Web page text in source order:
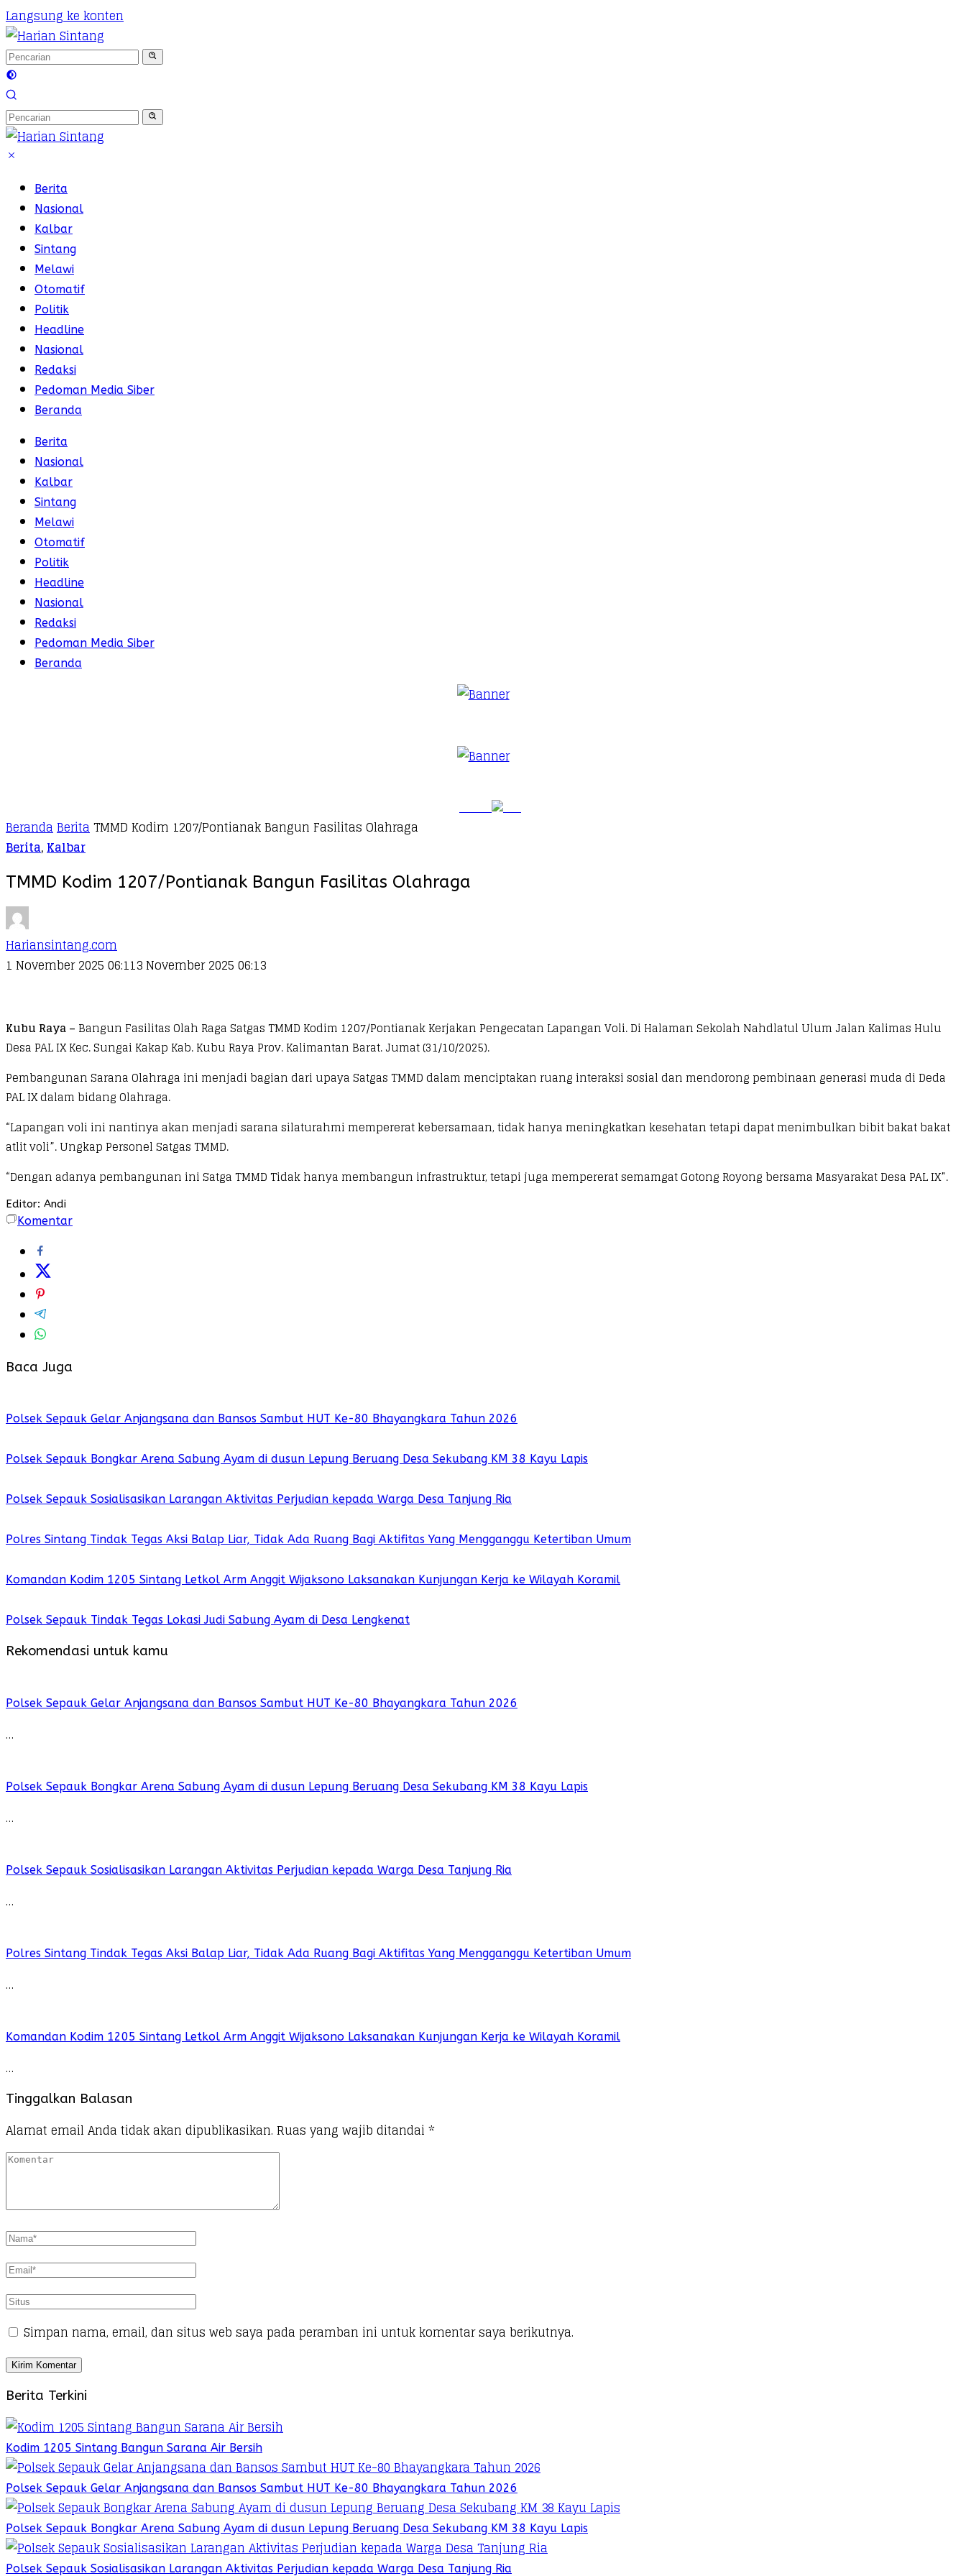
Langsung ke konten
Berita
Nasional
Kalbar
Sintang
Melawi
Otomatif
Politik
Headline
Nasional
Redaksi
Pedoman Media Siber
Beranda
Berita
Nasional
Kalbar
Sintang
Melawi
Otomatif
Politik
Headline
Nasional
Redaksi
Pedoman Media Siber
Beranda
BerandaBeritaTMMD Kodim 1207/Pontianak Bangun Fasilitas Olahraga
Berita,Kalbar
TMMD Kodim 1207/Pontianak Bangun Fasilitas Olahraga
Hariansintang.com
1 November 2025 06:113 November 2025 06:13
Kubu Raya – Bangun Fasilitas Olah Raga Satgas TMMD Kodim 1207/Pontianak Kerjakan Pengecatan Lapangan Voli. Di Halaman Sekolah Nahdlatul Ulum Jalan Kalimas Hulu
Desa PAL IX Kec. Sungai Kakap Kab. Kubu Raya Prov. Kalimantan Barat. Jumat (31/10/2025).
Pembangunan Sarana Olahraga ini menjadi bagian dari upaya Satgas TMMD dalam menciptakan ruang interaksi sosial dan mendorong pembinaan generasi muda di Deda
PAL IX dalam bidang Olahraga.
“Lapangan voli ini nantinya akan menjadi sarana silaturahmi mempererat kebersamaan, tidak hanya meningkatkan kesehatan tetapi dapat menimbulkan bibit bakat bakat
atlit voli”. Ungkap Personel Satgas TMMD.
“Dengan adanya pembangunan ini Satga TMMD Tidak hanya membangun infrastruktur, tetapi juga mempererat semamgat Gotong Royong bersama Masyarakat Desa PAL IX”.
Editor: Andi
Komentar
Baca Juga
Polsek Sepauk Gelar Anjangsana dan Bansos Sambut HUT Ke-80 Bhayangkara Tahun 2026
Polsek Sepauk Bongkar Arena Sabung Ayam di dusun Lepung Beruang Desa Sekubang KM 38 Kayu Lapis
Polsek Sepauk Sosialisasikan Larangan Aktivitas Perjudian kepada Warga Desa Tanjung Ria
Polres Sintang Tindak Tegas Aksi Balap Liar, Tidak Ada Ruang Bagi Aktifitas Yang Mengganggu Ketertiban Umum
Komandan Kodim 1205 Sintang Letkol Arm Anggit Wijaksono Laksanakan Kunjungan Kerja ke Wilayah Koramil
Polsek Sepauk Tindak Tegas Lokasi Judi Sabung Ayam di Desa Lengkenat
Rekomendasi untuk kamu
Polsek Sepauk Gelar Anjangsana dan Bansos Sambut HUT Ke-80 Bhayangkara Tahun 2026
…
Polsek Sepauk Bongkar Arena Sabung Ayam di dusun Lepung Beruang Desa Sekubang KM 38 Kayu Lapis
…
Polsek Sepauk Sosialisasikan Larangan Aktivitas Perjudian kepada Warga Desa Tanjung Ria
…
Polres Sintang Tindak Tegas Aksi Balap Liar, Tidak Ada Ruang Bagi Aktifitas Yang Mengganggu Ketertiban Umum
…
Komandan Kodim 1205 Sintang Letkol Arm Anggit Wijaksono Laksanakan Kunjungan Kerja ke Wilayah Koramil
…
Tinggalkan Balasan
Alamat email Anda tidak akan dipublikasikan. Ruas yang wajib ditandai *
Simpan nama, email, dan situs web saya pada peramban ini untuk komentar saya berikutnya.
Berita Terkini
Kodim 1205 Sintang Bangun Sarana Air Bersih
Polsek Sepauk Gelar Anjangsana dan Bansos Sambut HUT Ke-80 Bhayangkara Tahun 2026
Polsek Sepauk Bongkar Arena Sabung Ayam di dusun Lepung Beruang Desa Sekubang KM 38 Kayu Lapis
Polsek Sepauk Sosialisasikan Larangan Aktivitas Perjudian kepada Warga Desa Tanjung Ria